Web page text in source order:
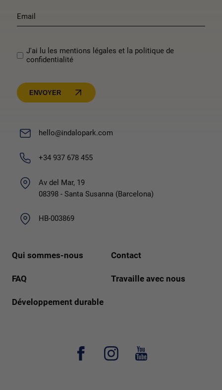
hello@indalopark.com
+34 937 678 455
Av del Mar, 19
08398 - Santa Susanna (Barcelona)
HB-003869
Qui sommes-nous Contact
FAQ Travaille avec nous
Développement durable
J'ai lu les mentions légales et la politique de
confidentialité
ENVOYER